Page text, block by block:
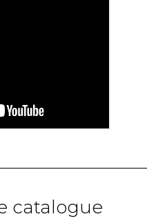
catalogue